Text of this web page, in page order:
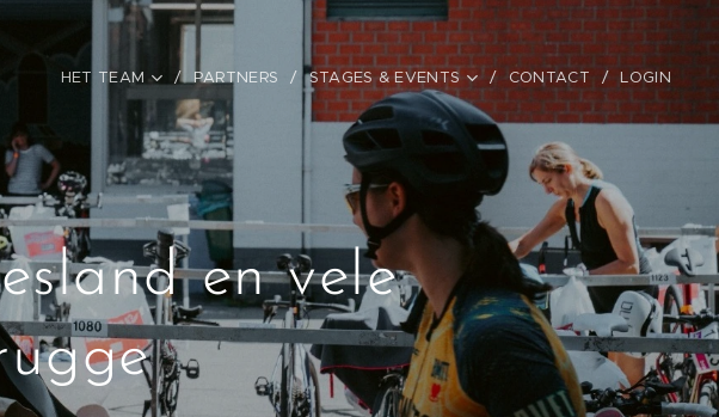
HET TEAM PARTNERS STAGES & EVENTS CONTACT LOGIN
en vele